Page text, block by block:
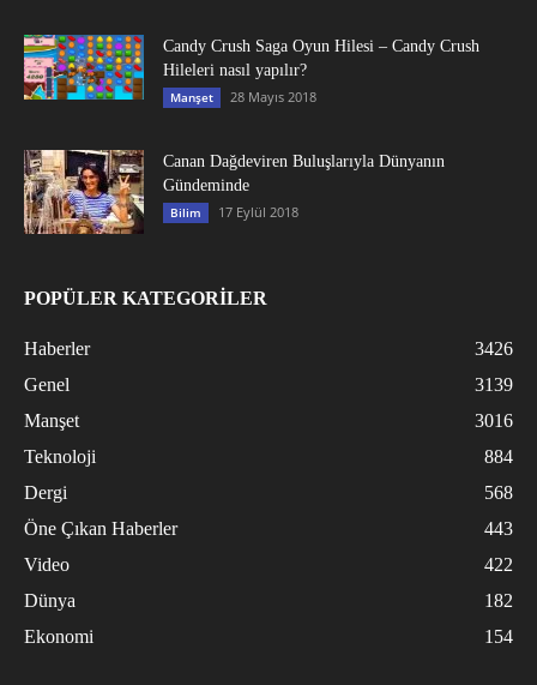
Candy Crush Saga Oyun Hilesi – Candy Crush
Hileleri nasıl yapılır?
Manşet 28 Mayıs 2018
Canan Dağdeviren Buluşlarıyla Dünyanın
Gündeminde
Bilim 17 Eylül 2018
POPÜLER KATEGORİLER
Haberler
3426
Genel
3139
Manşet
3016
Teknoloji
884
Dergi
568
Öne Çıkan Haberler
443
Video
422
Dünya
182
Ekonomi
154